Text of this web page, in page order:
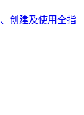
创建及使用全指